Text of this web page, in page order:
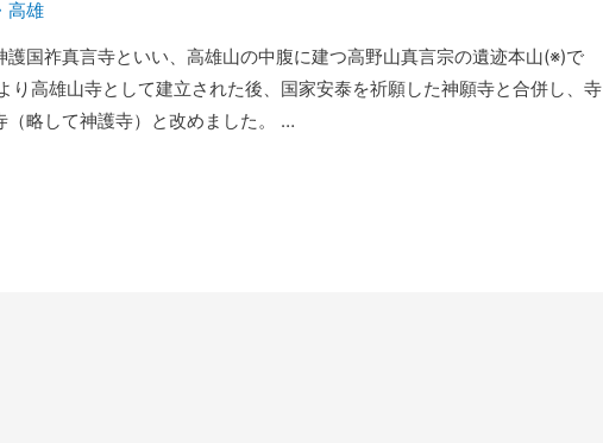
高雄
護国祚真言寺といい、高雄山の中腹に建つ高野山真言宗の遺迹本山(※)で
り高雄山寺として建立された後、国家安泰を祈願した神願寺と合併し、寺
（略して神護寺）と改めました。 …